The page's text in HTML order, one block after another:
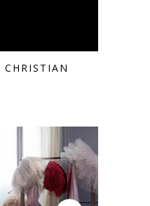
CHRISTIAN